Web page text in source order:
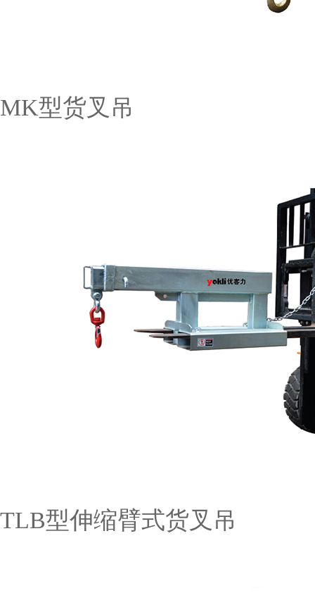
MK型货叉吊
TLB型伸缩臂式货叉吊